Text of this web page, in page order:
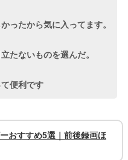
ったから気に入ってます。
たないものを選んだ。
便利です
おすすめ5選｜前後録画ほ